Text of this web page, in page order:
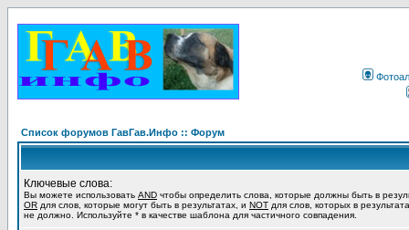
Список форумов ГавГав.Инфо :: Форум
Ключевые слова:
Вы можете использовать AND чтобы определить слова, которые должны быть в
OR для слов, которые могут быть в результатах, и NOT для слов, которых в
не должно. Используйте * в качестве шаблона для частичного совпадения.